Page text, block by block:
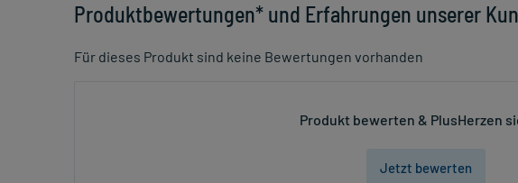
Produktbewertungen* und Erfahrungen unserer
Für dieses Produkt sind keine Bewertungen vorhanden
Produkt bewerten & PlusHerzen
Jetzt bewerten